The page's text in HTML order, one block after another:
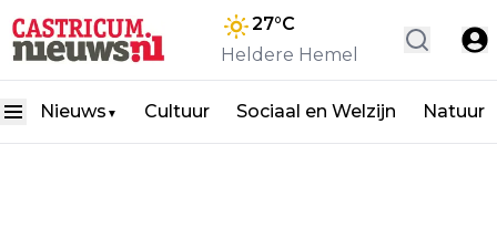
27°C
Heldere Hemel
Nieuws ▼ Cultuur Sociaal en Welzijn Natuur